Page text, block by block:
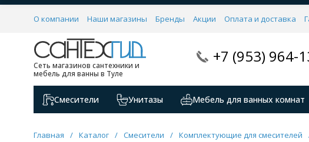
О компании Наши магазины Бренды Акции Оплата и доставка
Сеть магазинов сантехники и
мебель для ванны в Туле
+7 (953) 964-
Смесители Унитазы Мебель для ванных комнат
Главная / Каталог / Смесители / Комплектующие для смесителей